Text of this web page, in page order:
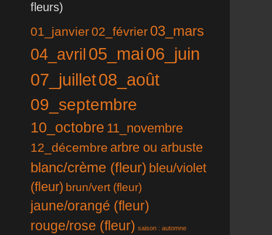
fleurs)
01_janvier02_février 03_mars
04_avril 05_mai06_juin
07_juillet08_août
09_septembre
10_octobre 11_novembre
12_décembre arbre ou arbuste
blanc/crème (fleur) bleu/violet
(fleur) brun/vert (fleur)
jaune/orangé (fleur)
rouge/rose (fleur) saison : automne